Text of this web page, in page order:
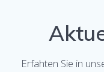
Erfahten Sie in